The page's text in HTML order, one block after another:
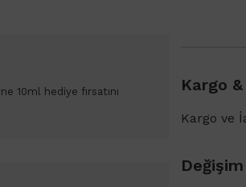
10ml hediye fırsatını
Kargo
Kargo ve